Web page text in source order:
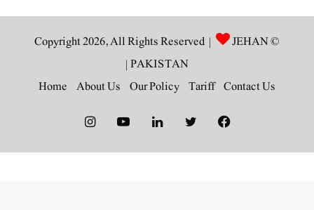
© Copyright 2026, All Rights Reserved |
JEHAN
PAKISTAN
|
Contact Us
Tariff
Our Policy
About Us
Home
Facebook
Twitter
LinkedIn
YouTube
Instagram